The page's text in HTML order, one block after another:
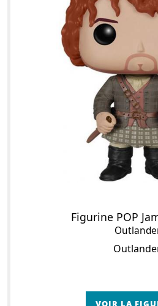
Figurine POP
VOIR LA